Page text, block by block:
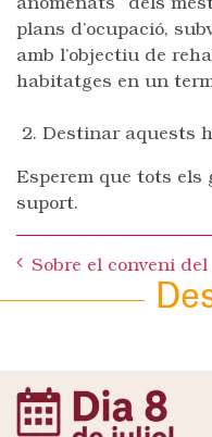
anomenats “dels
plans d’ocupació,
amb l’objectiu de
habitatges en un
2. Destinar aquests
Esperem que tots
suport.
navigation